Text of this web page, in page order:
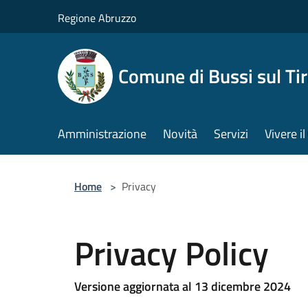
Regione Abruzzo
Comune di Bussi sul
Amministrazione Novità Servizi Vivere
Home > Privacy
Privacy Policy
Versione aggiornata al 13 dicembre 2024